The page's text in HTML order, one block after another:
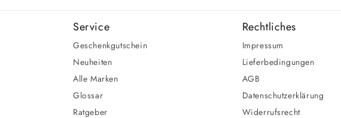
Service
Geschenkgutschein
Neuheiten
Alle Marken
Glossar
Ratgeber
Rechtliches
Impressum
Lieferbedingungen
AGB
Datenschutzerklärung
Widerrufsrecht